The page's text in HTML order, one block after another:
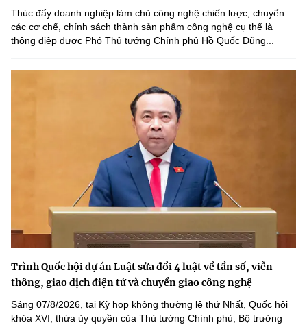
Thúc đẩy doanh nghiệp làm chủ công nghệ chiến lược, chuyển
các cơ chế, chính sách thành sản phẩm công nghệ cụ thể là
thông điệp được Phó Thủ tướng Chính phủ Hồ Quốc Dũng...
Trình Quốc hội dự án Luật sửa đổi 4 luật về tần số, viễn
thông, giao dịch điện tử và chuyển giao công nghệ
Sáng 07/8/2026, tại Kỳ họp không thường lệ thứ Nhất, Quốc hội
khóa XVI, thừa ủy quyền của Thủ tướng Chính phủ, Bộ trưởng